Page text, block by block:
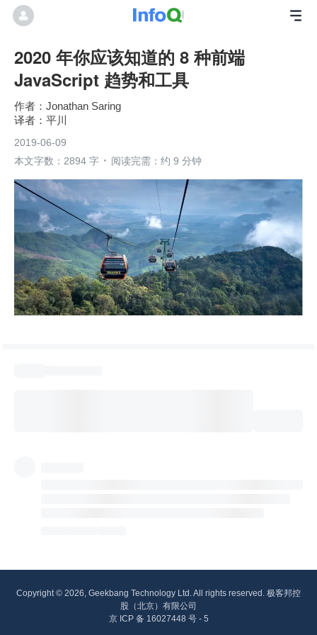
2020 年你应该知道的 8 种前端
JavaScript 趋势和工具
Jonathan Saring
平川
2019-06-09
本文字数：2894 字
阅读完需：约 9 分钟
Copyright © 2026, Geekbang Technology Ltd. All rights reserved. 极客邦控
股（北京）有限公司
京 ICP 备 16027448 号 - 5